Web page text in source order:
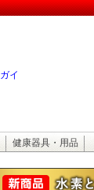
イ
健康器具・用品